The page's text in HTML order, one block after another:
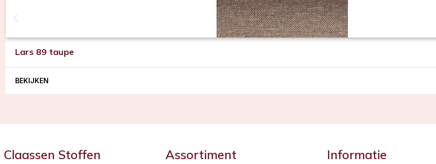
Lars 89 taupe
BEKIJKEN
Claassen Stoffen Assortiment Informatie